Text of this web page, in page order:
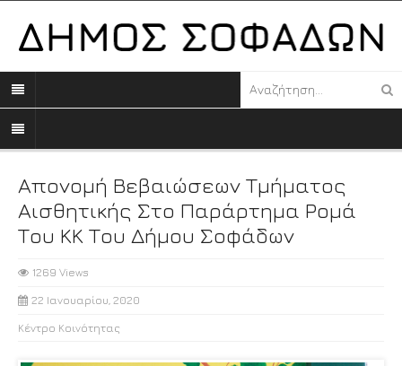
Απονομή Βεβαιώσεων Τμήματος
Αισθητικής Στο Παράρτημα Ρομά
Του ΚΚ Του Δήμου Σοφάδων
1269 Views
22 Ιανουαρίου, 2020
Κέντρο Κοινότητας